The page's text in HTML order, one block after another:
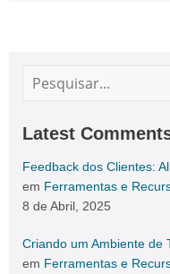
Latest
Feedback dos Clientes:
em Ferramentas e
8 de Abril, 2025
Criando um Ambiente de
em Ferramentas e